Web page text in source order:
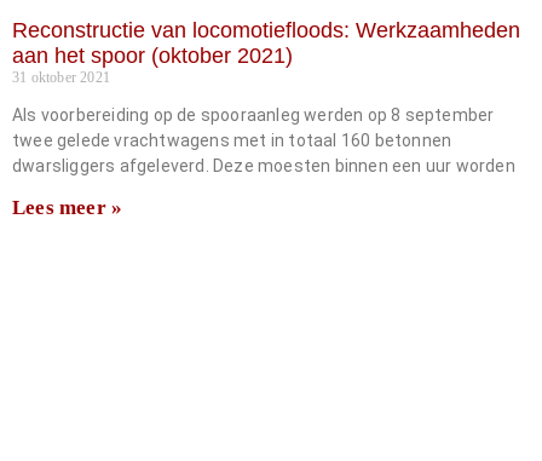
Reconstructie van locomotiefloods: Werkzaamheden
aan het spoor (oktober 2021)
31 oktober 2021
Als voorbereiding op de spooraanleg werden op 8 september
twee gelede vrachtwagens met in totaal 160 betonnen
dwarsliggers afgeleverd. Deze moesten binnen een uur worden
Lees meer »